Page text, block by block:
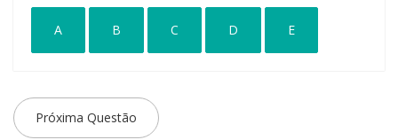
A B C D E
Próxima Questão